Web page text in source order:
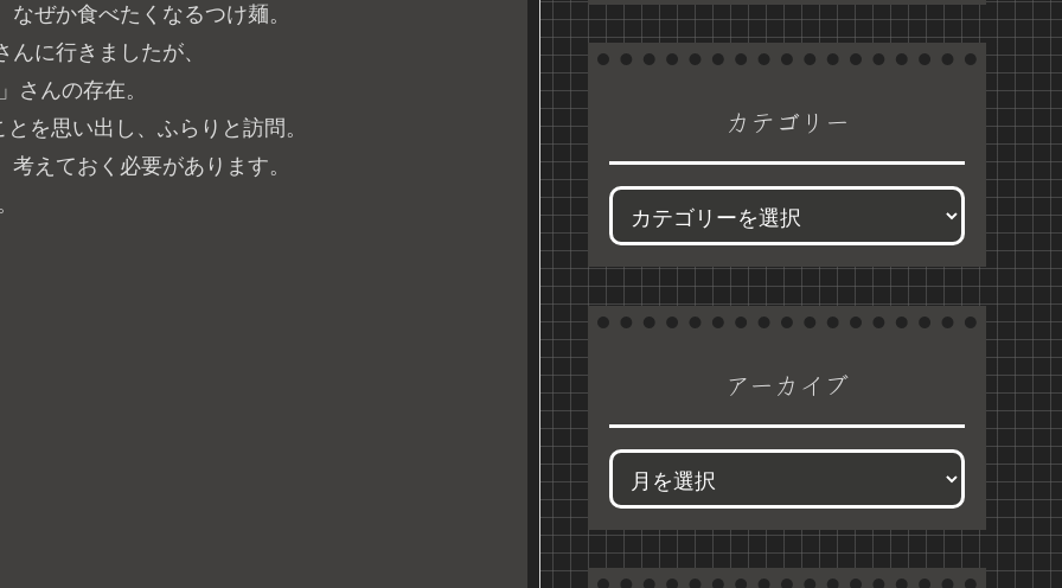
ぜか食べたくなるつけ麺。
んに行きましたが、
さんの存在。
を思い出し、ふらりと訪問。
えておく必要があります。
カテゴリー
アーカイブ